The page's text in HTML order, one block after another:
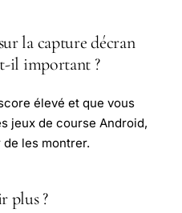
la capture décran
il important ?
élevé et que vous
jeux de course Android,
les montrer.
plus ?